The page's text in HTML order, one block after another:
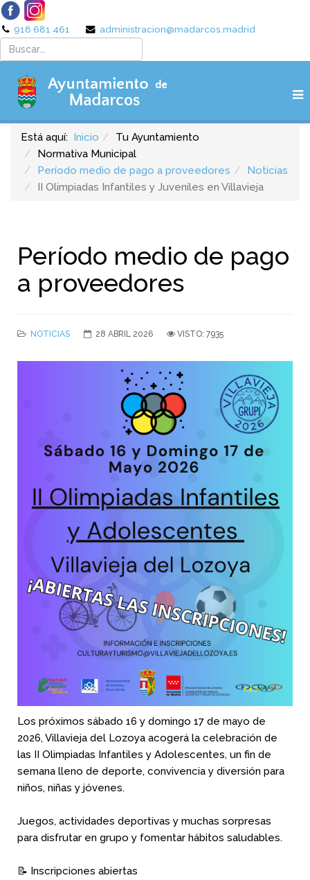
918 681 461 administracion@madarcos.madrid
Está aquí: Inicio
Tu Ayuntamiento
Normativa Municipal
Período medio de pago a proveedores
Noticias
II Olimpiadas Infantiles y Juveniles en Villavieja
Período medio de pago
a proveedores
NOTICIAS 28 ABRIL 2026 VISTO: 7935
Los próximos sábado 16 y domingo 17 de mayo de
2026, Villavieja del Lozoya acogerá la celebración de
las II Olimpiadas Infantiles y Adolescentes, un fin de
semana lleno de deporte, convivencia y diversión para
niños, niñas y jóvenes.
Juegos, actividades deportivas y muchas sorpresas
para disfrutar en grupo y fomentar hábitos saludables.
📝 Inscripciones abiertas